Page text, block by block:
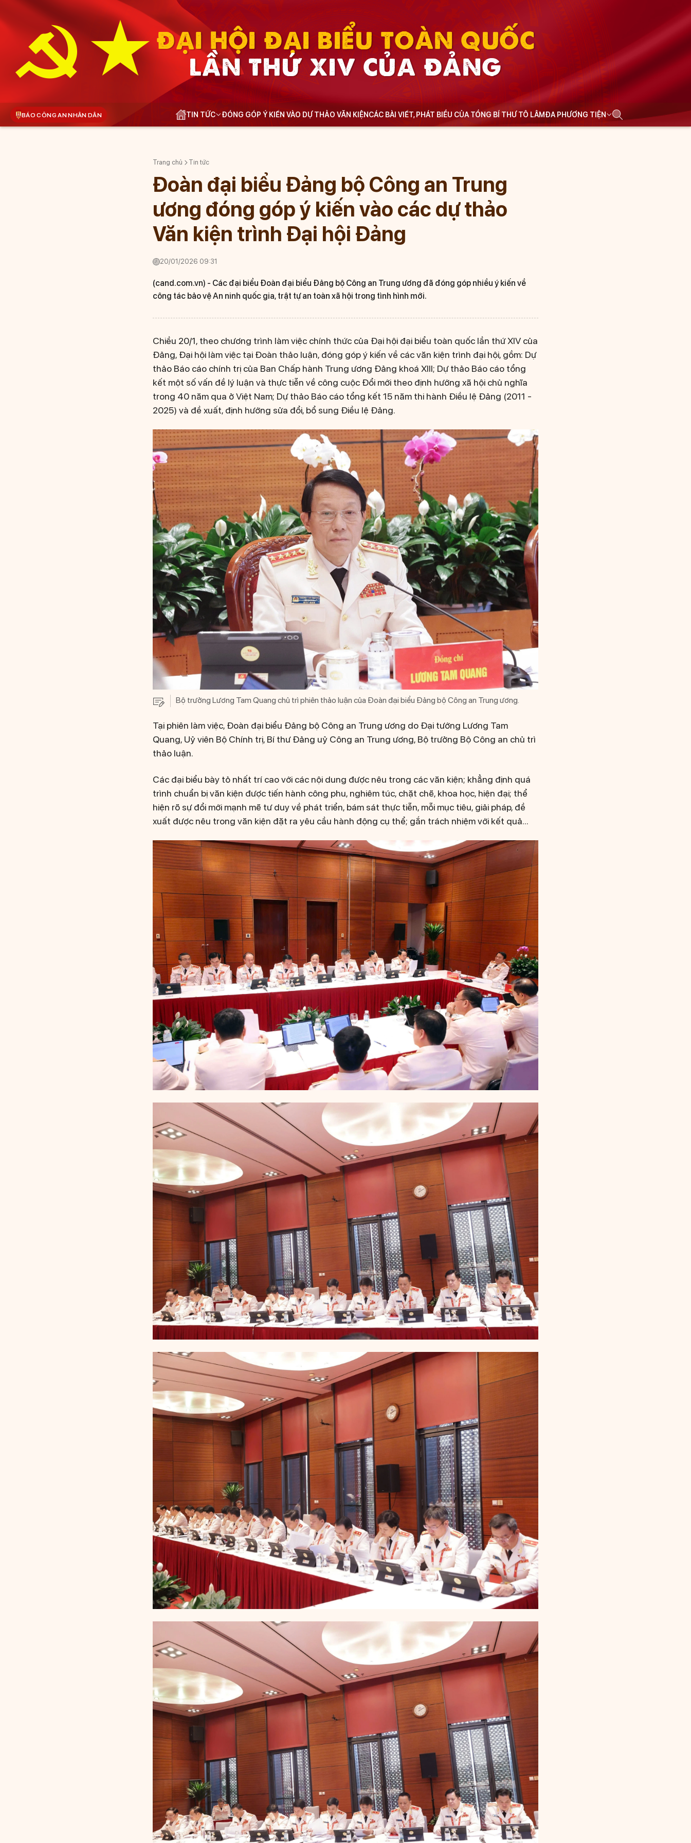
ĐẠI HỘI ĐẠI BIỂU TOÀN QUỐC
LẦN THỨ XIV CỦA ĐẢNG
BÁO CÔNG AN NHÂN DÂN TIN TỨC ĐÓNG GÓP Ý KIẾN VÀO DỰ THẢO VĂN KIỆNCÁC BÀI VIẾT, PHÁT BIỂU CỦA TỔNG BÍ THƯ TÔ LÂMĐA PHƯƠNG TIỆN
Trang chủ Tin tức
Đoàn đại biểu Đảng bộ Công an Trung
ương đóng góp ý kiến vào các dự thảo
Văn kiện trình Đại hội Đảng
20/01/2026 09:31
(cand.com.vn) - Các đại biểu Đoàn đại biểu Đảng bộ Công an Trung ương đã đóng góp nhiều ý kiến về
công tác bảo vệ An ninh quốc gia, trật tự an toàn xã hội trong tình hình mới.
Chiều 20/1, theo chương trình làm việc chính thức của Đại hội đại biểu toàn quốc lần thứ XIV của
Đảng, Đại hội làm việc tại Đoàn thảo luận, đóng góp ý kiến về các văn kiện trình đại hội, gồm: Dự
thảo Báo cáo chính trị của Ban Chấp hành Trung ương Đảng khoá XIII; Dự thảo Báo cáo tổng
kết một số vấn đề lý luận và thực tiễn về công cuộc Đổi mới theo định hướng xã hội chủ nghĩa
trong 40 năm qua ở Việt Nam; Dự thảo Báo cáo tổng kết 15 năm thi hành Điều lệ Đảng (2011 -
2025) và đề xuất, định hướng sửa đổi, bổ sung Điều lệ Đảng.
Bộ trưởng Lương Tam Quang chủ trì phiên thảo luận của Đoàn đại biểu Đảng bộ Công an Trung ương.
Tại phiên làm việc, Đoàn đại biểu Đảng bộ Công an Trung ương do Đại tướng Lương Tam
Quang, Uỷ viên Bộ Chính trị, Bí thư Đảng uỷ Công an Trung ương, Bộ trưởng Bộ Công an chủ trì
thảo luận.
Các đại biểu bày tỏ nhất trí cao với các nội dung được nêu trong các văn kiện; khẳng định quá
trình chuẩn bị văn kiện được tiến hành công phu, nghiêm túc, chặt chẽ, khoa học, hiện đại; thể
hiện rõ sự đổi mới mạnh mẽ tư duy về phát triển, bám sát thực tiễn, mỗi mục tiêu, giải pháp, đề
xuất được nêu trong văn kiện đặt ra yêu cầu hành động cụ thể; gắn trách nhiệm với kết quả...